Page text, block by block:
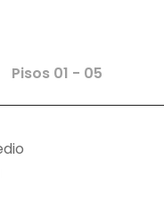
Pisos 01 - 05